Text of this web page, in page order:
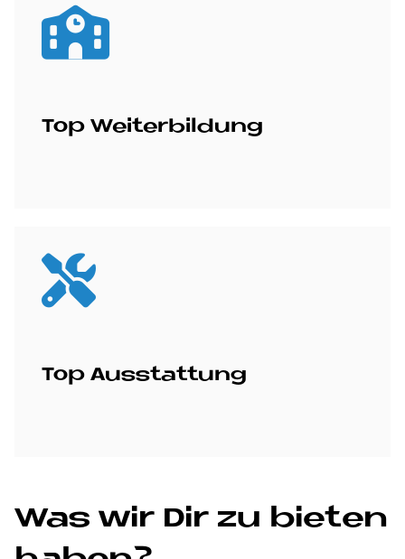
Top Wei­ter­bil­dung
Top Aus­stat­tung
Was wir Dir zu bie­ten